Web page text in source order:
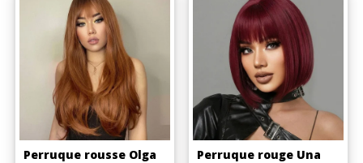
Perruque rousse Olga
Perruque rouge Una